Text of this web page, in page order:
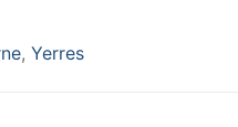
, Yerres